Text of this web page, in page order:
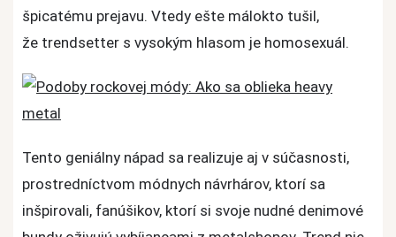
špicatému prejavu. Vtedy ešte málokto tušil,
že trendsetter s vysokým hlasom je homosexuál.
Tento geniálny nápad sa realizuje aj v súčasnosti,
prostredníctvom módnych návrhárov, ktorí sa
inšpirovali, fanúšikov, ktorí si svoje nudné denimové